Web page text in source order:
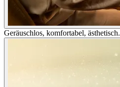
Geräuschlos, komfortabel, ästhetisch.